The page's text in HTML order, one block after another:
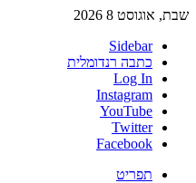
שבת, אוגוסט 8 2026
Sidebar
כתבה רנדומלית
Log In
Instagram
YouTube
Twitter
Facebook
תפריט